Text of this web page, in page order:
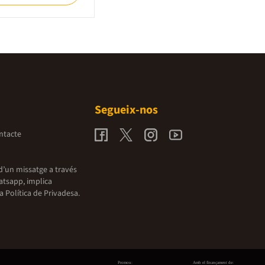
missatge a través
implica
Política de Privadesa.
Segueix-nos
Promou: Amb el finançament de: